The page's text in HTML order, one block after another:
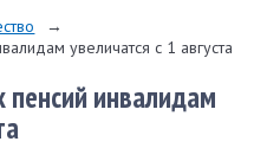
→
увеличатся с 1 августа
инвалидам